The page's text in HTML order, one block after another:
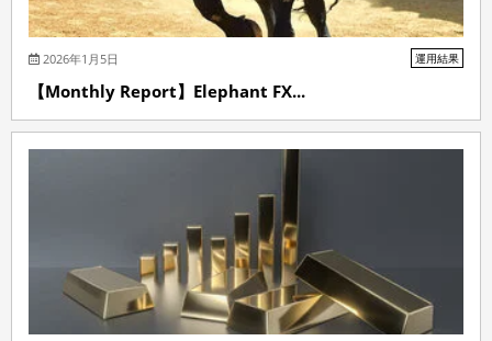
2026年1月5日 運用結果
【Monthly Report】Elephant FX...